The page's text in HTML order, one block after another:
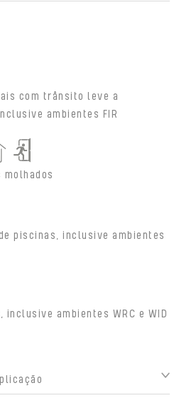
com trânsito leve a
ambientes FIR
piscinas, inclusive ambientes
inclusive ambientes WRC e WID